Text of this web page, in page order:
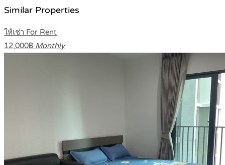
Similar Properties
ให้เช่า For Rent
12,000฿ Monthly